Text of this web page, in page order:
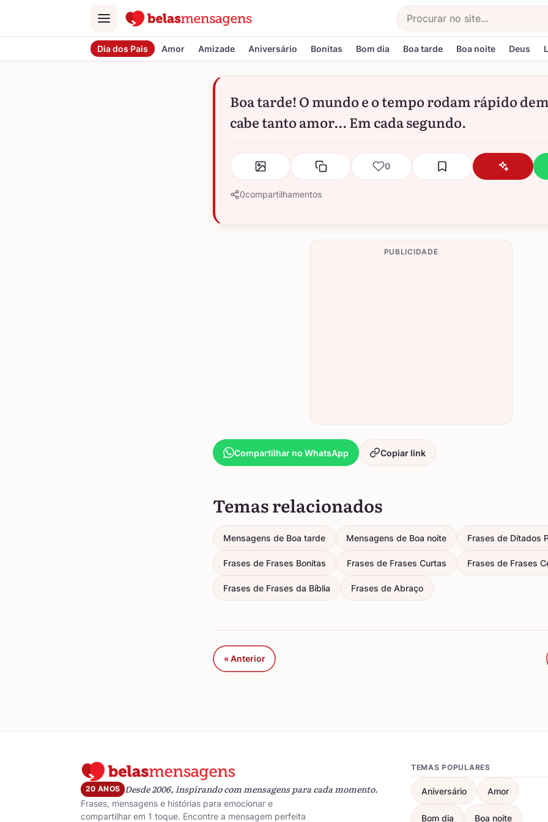
Menu
Buscar
Dia dos Pais Amor Amizade Aniversário Bonitas Bom dia Boa tarde Boa noite Deus
Boa tarde! O mundo e o tempo rodam rápido
cabe tanto amor... Em cada segundo.
0
0compartilhamentos
PUBLICIDADE
Compartilhar no WhatsApp Copiar link
Temas relacionados
Mensagens de Boa tarde Mensagens de Boa noite Frases de Ditados
Frases de Frases Bonitas Frases de Frases Curtas Frases de Frases
Frases de Frases da Bíblia Frases de Abraço
« Anterior
20 ANOS Desde 2006, inspirando com mensagens para cada momento.
Frases, mensagens e histórias para emocionar e
compartilhar em 1 toque. Encontre a mensagem perfeita
TEMAS POPULARES
Aniversário Amor
Bom dia Boa noite